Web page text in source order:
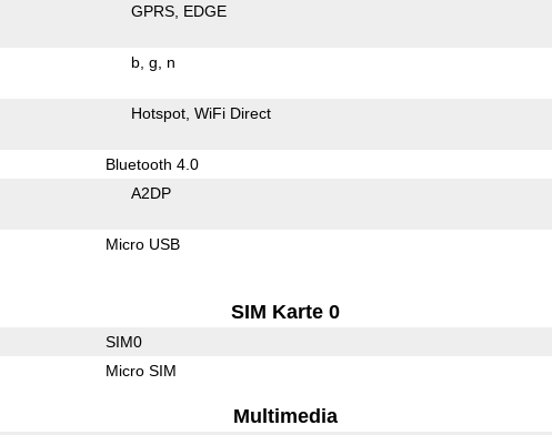
GPRS EDGE
b g n
Hotspot WiFi Direct
Bluetooth 4.0
A2DP
Micro USB
SIM Karte 0
SIM0
Micro SIM
Multimedia